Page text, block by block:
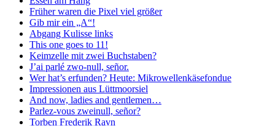
Früher waren die Pixel viel größer
Gib mir ein „A“!
Abgang Kulisse links
This one goes to 11!
Keimzelle mit zwei Buchstaben?
J’ai parlé zwo-null, señor.
Wer hat’s erfunden? Heute: Mikrowellenkäsefondue
Impressionen aus Lüttmoorsiel
And now, ladies and gentlemen…
Parlez-vous zweinull, señor?
Torben Frederik Ravn